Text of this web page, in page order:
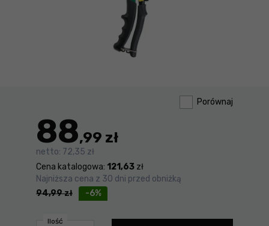
Porównaj
88,99 zł
netto: 72,35 zł
Cena katalogowa: 121,63 zł
-6%
Najniższa cena z 30 dni przed obniżką
94,99zł
Ilość